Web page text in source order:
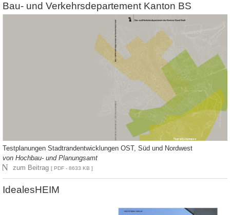
Bau- und Verkehrsdepartement Kanton BS
Testplanungen Stadtrandentwicklungen OST, Süd und Nordwest
von Hochbau- und Planungsamt
N zum Beitrag[ PDF - 8633 KB ]
IdealesHEIM